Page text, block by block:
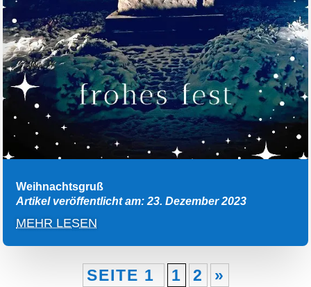
Weihnachtsgruß
Artikel veröffentlicht am: 23. Dezember 2023
MEHR LESEN
SEITE 1 1 2 »